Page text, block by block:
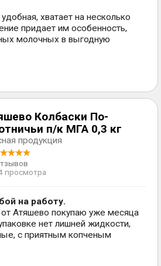
хватает на несколько
придает им особенность,
молочных в выгодную
Колбаски По-
п/к МГА 0,3 кг
продукция
просмотра
на работу.
от Атяшево покупаю уже месяца
нет лишней жидкости,
с приятным копченым